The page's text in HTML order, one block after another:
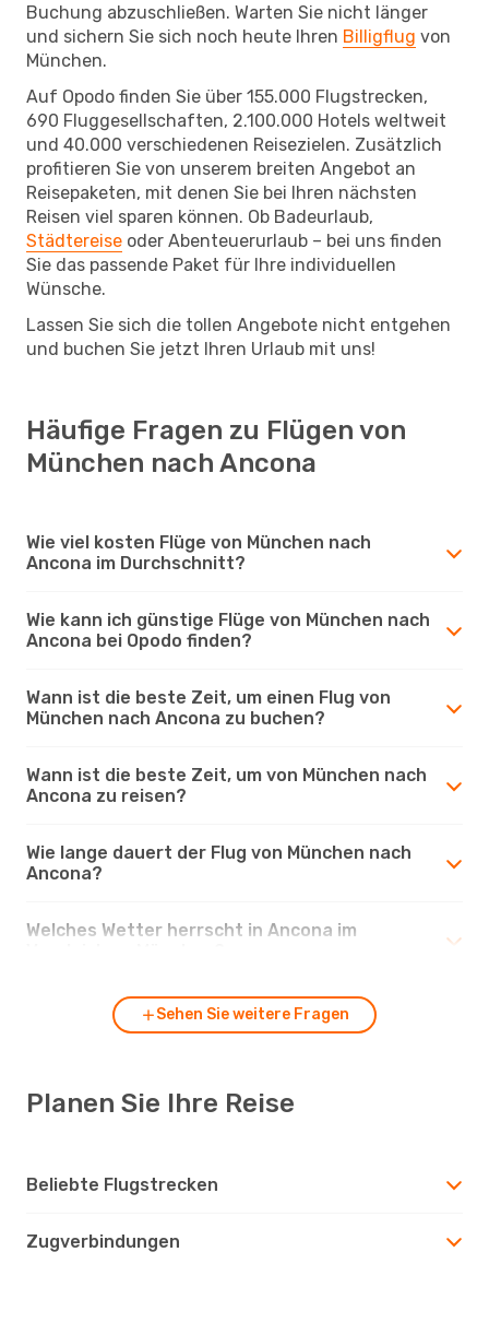
Buchung abzuschließen. Warten Sie nicht länger
und sichern Sie sich noch heute Ihren Billigflug von
München.
Auf Opodo finden Sie über 155.000 Flugstrecken,
690 Fluggesellschaften, 2.100.000 Hotels weltweit
und 40.000 verschiedenen Reisezielen. Zusätzlich
profitieren Sie von unserem breiten Angebot an
Reisepaketen, mit denen Sie bei Ihren nächsten
Reisen viel sparen können. Ob Badeurlaub,
Städtereise oder Abenteuerurlaub – bei uns finden
Sie das passende Paket für Ihre individuellen
Wünsche.
Lassen Sie sich die tollen Angebote nicht entgehen
und buchen Sie jetzt Ihren Urlaub mit uns!
Häufige Fragen zu Flügen von
München nach Ancona
Wie viel kosten Flüge von München nach
Ancona im Durchschnitt?
Wie kann ich günstige Flüge von München nach
Ancona bei Opodo finden?
Wann ist die beste Zeit, um einen Flug von
München nach Ancona zu buchen?
Wann ist die beste Zeit, um von München nach
Ancona zu reisen?
Wie lange dauert der Flug von München nach
Ancona?
Welches Wetter herrscht in Ancona im
Sehen Sie weitere Fragen
Planen Sie Ihre Reise
Beliebte Flugstrecken
Zugverbindungen